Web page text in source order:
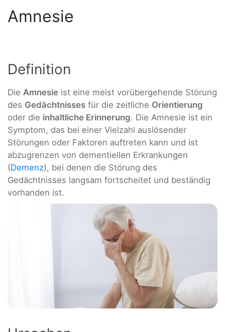
Amnesie
Definition
Die Amnesie ist eine meist vorübergehende Störung
des Gedächtnisses für die zeitliche Orientierung
oder die inhaltliche Erinnerung. Die Amnesie ist ein
Symptom, das bei einer Vielzahl auslösender
Störungen oder Faktoren auftreten kann und ist
abzugrenzen von dementiellen Erkrankungen
(Demenz), bei denen die Störung des
Gedächtnisses langsam fortscheitet und beständig
vorhanden ist.